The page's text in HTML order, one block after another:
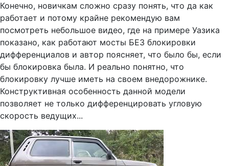
Конечно, новичкам сложно сразу понять, что да как
работает и потому крайне рекомендую вам
посмотреть небольшое видео, где на примере Уазика
показано, как работают мосты БЕЗ блокировки
дифференциалов и автор поясняет, что было бы, если
бы блокировка была. И реально понятно, что
блокировку лучше иметь на своем внедорожнике.
Конструктивная особенность данной модели
позволяет не только дифференцировать угловую
скорость ведущих...